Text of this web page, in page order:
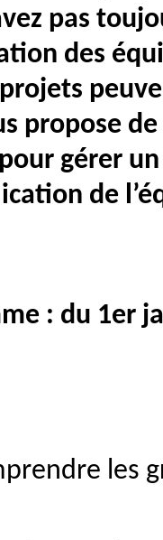
pas
des
propose
gérer
de
: du 1er
les